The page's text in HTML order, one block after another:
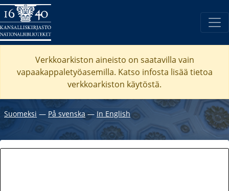
Verkkoarkiston aineisto on saatavilla vain
vapaakappaletyöasemilla. Katso infosta lisää tietoa
verkkoarkiston käytöstä.
Suomeksi ― På svenska― In English